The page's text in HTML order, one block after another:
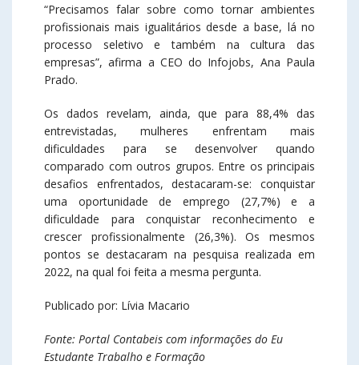
“Precisamos falar sobre como tornar ambientes
profissionais mais igualitários desde a base, lá no
processo seletivo e também na cultura das
empresas”, afirma a CEO do Infojobs, Ana Paula
Prado.
Os dados revelam, ainda, que para 88,4% das
entrevistadas, mulheres enfrentam mais
dificuldades para se desenvolver quando
comparado com outros grupos. Entre os principais
desafios enfrentados, destacaram-se: conquistar
uma oportunidade de emprego (27,7%) e a
dificuldade para conquistar reconhecimento e
crescer profissionalmente (26,3%). Os mesmos
pontos se destacaram na pesquisa realizada em
2022, na qual foi feita a mesma pergunta.
Publicado por: Lívia Macario
Fonte: Portal Contabeis com informações do Eu
Estudante Trabalho e Formação